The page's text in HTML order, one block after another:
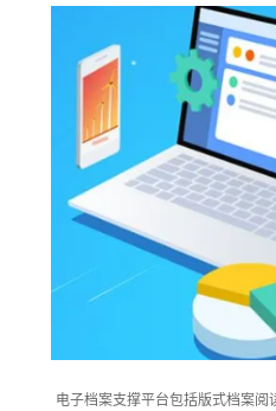
电子档案支撑平台包括版式档案